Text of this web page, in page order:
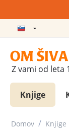
Z vami od leta
Knjige
Domov / Knjige